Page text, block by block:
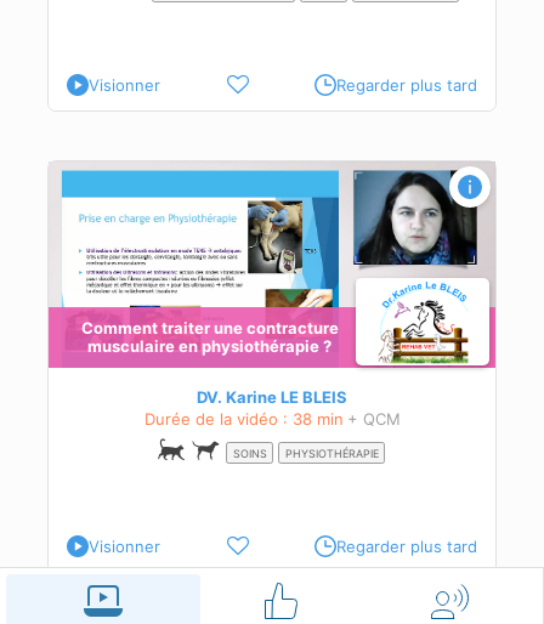
Visionner Regarder plus tard
Comment traiter une contracture
musculaire en physiothérapie ?
DV. Karine LE BLEIS
Durée de la vidéo : 38 min + QCM
SOINS PHYSIOTHÉRAPIE
Visionner Regarder plus tard